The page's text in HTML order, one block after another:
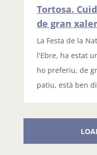
Tortosa.
de gran
La Festa de la
l'Ebre, ha estat
ho preferiu, de
patiu, està ben